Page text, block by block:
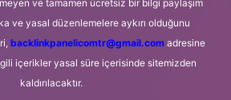
ve tamamen ücretsiz bir bilgi paylaşım
ve yasal düzenlemelere aykırı olduğunu
backlinkpanelicomtr@gmail.comadresine
içerikler yasal süre içerisinde sitemizden
kaldırılacaktır.